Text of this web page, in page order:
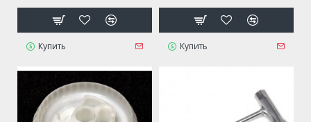
Купить Купить